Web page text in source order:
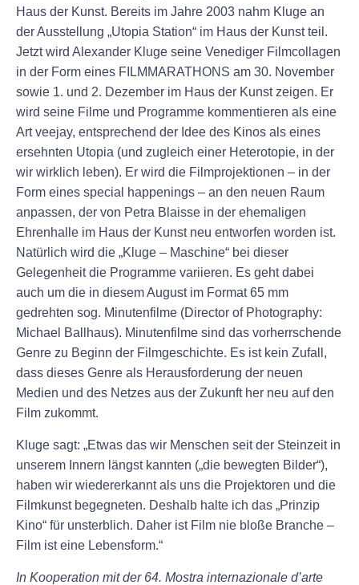
Haus der Kunst. Bereits im Jahre 2003 nahm Kluge an
der Ausstellung „Utopia Station“ im Haus der Kunst teil.
Jetzt wird Alexander Kluge seine Venediger Filmcollagen
in der Form eines FILMMARATHONS am 30. November
sowie 1. und 2. Dezember im Haus der Kunst zeigen. Er
wird seine Filme und Programme kommentieren als eine
Art veejay, entsprechend der Idee des Kinos als eines
ersehnten Utopia (und zugleich einer Heterotopie, in der
wir wirklich leben). Er wird die Filmprojektionen – in der
Form eines special happenings – an den neuen Raum
anpassen, der von Petra Blaisse in der ehemaligen
Ehrenhalle im Haus der Kunst neu entworfen worden ist.
Natürlich wird die „Kluge – Maschine“ bei dieser
Gelegenheit die Programme variieren. Es geht dabei
auch um die in diesem August im Format 65 mm
gedrehten sog. Minutenfilme (Director of Photography:
Michael Ballhaus). Minutenfilme sind das vorherrschende
Genre zu Beginn der Filmgeschichte. Es ist kein Zufall,
dass dieses Genre als Herausforderung der neuen
Medien und des Netzes aus der Zukunft her neu auf den
Film zukommt.
Kluge sagt: „Etwas das wir Menschen seit der Steinzeit in
unserem Innern längst kannten („die bewegten Bilder“),
haben wir wiedererkannt als uns die Projektoren und die
Filmkunst begegneten. Deshalb halte ich das „Prinzip
Kino“ für unsterblich. Daher ist Film nie bloße Branche –
Film ist eine Lebensform.“
In Kooperation mit der 64. Mostra internazionale d’arte